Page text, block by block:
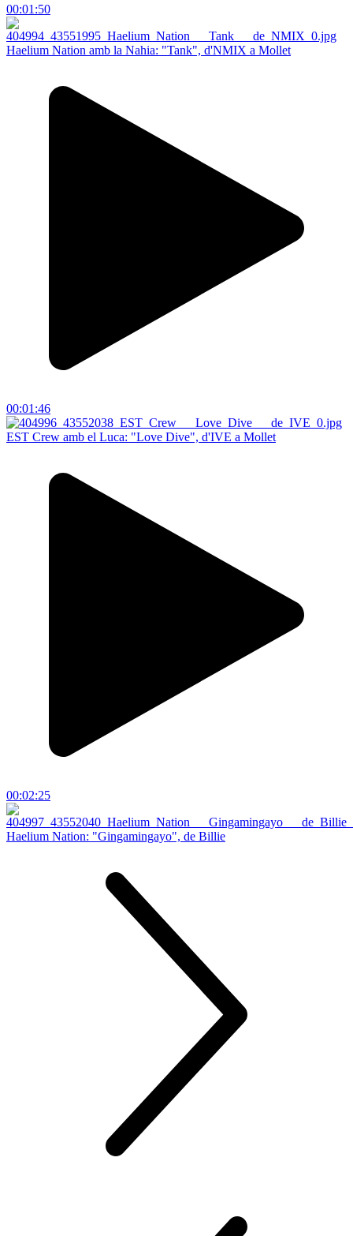
00:01:50
Haelium Nation amb la Nahia: "Tank", d'NMIX a Mollet
00:01:46
EST Crew amb el Luca: "Love Dive", d'IVE a Mollet
00:02:25
Haelium Nation: "Gingamingayo", de Billie